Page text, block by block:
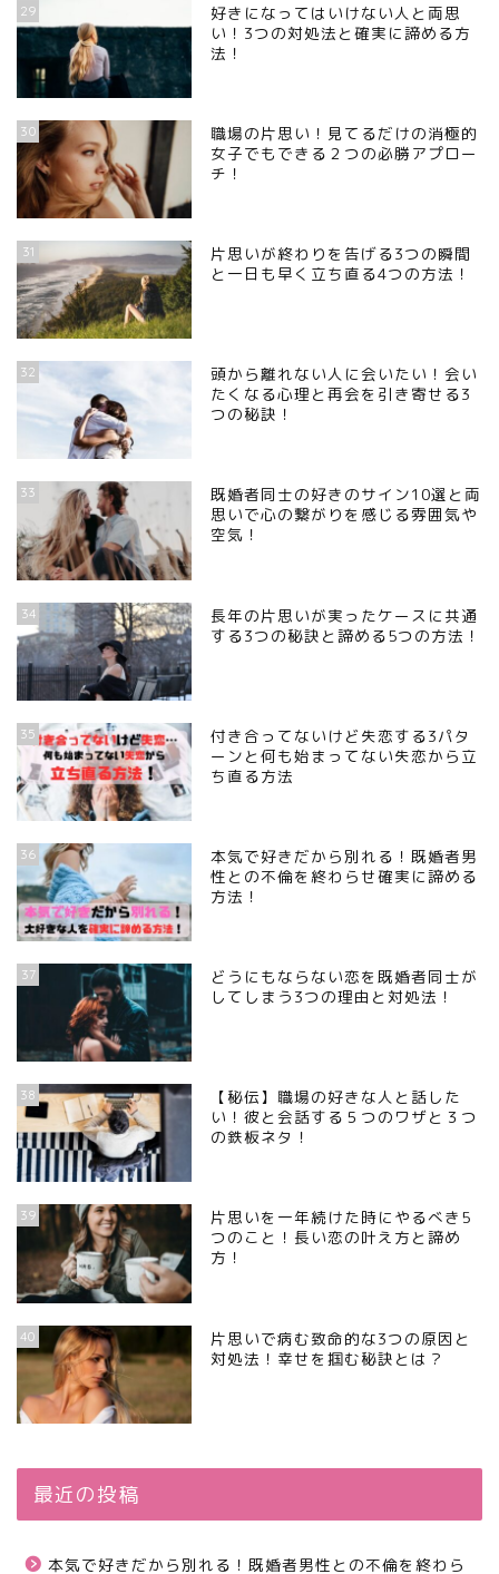
29
好きになってはいけない人と両思
い！3つの対処法と確実に諦める方
法！
30
職場の片思い！見てるだけの消極的
女子でもできる２つの必勝アプロー
チ！
31
片思いが終わりを告げる3つの瞬間
と一日も早く立ち直る4つの方法！
32
頭から離れない人に会いたい！会い
たくなる心理と再会を引き寄せる3
つの秘訣！
33
既婚者同士の好きのサイン10選と両
思いで心の繋がりを感じる雰囲気や
空気！
34
長年の片思いが実ったケースに共通
する3つの秘訣と諦める5つの方法！
35
付き合ってないけど失恋する3パタ
ーンと何も始まってない失恋から立
ち直る方法
36
本気で好きだから別れる！既婚者男
性との不倫を終わらせ確実に諦める
方法！
37
どうにもならない恋を既婚者同士が
してしまう3つの理由と対処法！
38
【秘伝】職場の好きな人と話した
い！彼と会話する５つのワザと３つ
の鉄板ネタ！
39
片思いを一年続けた時にやるべき5
つのこと！長い恋の叶え方と諦め
方！
40
片思いで病む致命的な3つの原因と
対処法！幸せを掴む秘訣とは？
最近の投稿
本気で好きだから別れる！既婚者男性との不倫を終わら